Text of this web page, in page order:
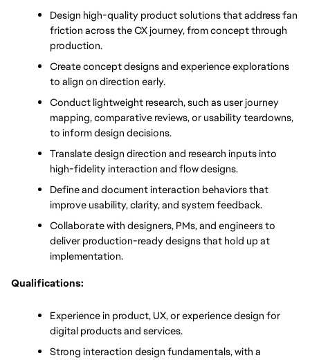
Design high-quality product solutions that address fan
friction across the CX journey, from concept through
production.
Create concept designs and experience explorations
to align on direction early.
Conduct lightweight research, such as user journey
mapping, comparative reviews, or usability teardowns,
to inform design decisions.
Translate design direction and research inputs into
high-fidelity interaction and flow designs.
Define and document interaction behaviors that
improve usability, clarity, and system feedback.
Collaborate with designers, PMs, and engineers to
deliver production-ready designs that hold up at
implementation.
Qualifications:
Experience in product, UX, or experience design for
digital products and services.
Strong interaction design fundamentals, with a